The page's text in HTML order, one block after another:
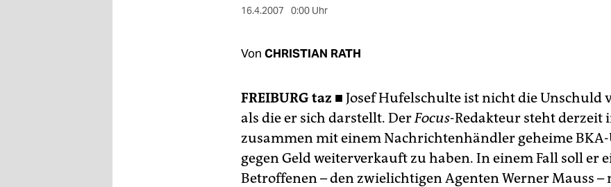
16.4.2007 0:00 Uhr
Von CHRISTIAN RATH
FREIBURG taz ■ Josef Hufelschulte ist nicht die Unschuld
als die er sich darstellt. DerFocus-Redakteur steht derzeit
zusammen mit einem Nachrichtenhändler geheime
gegen Geld weiterverkauft zu haben. In einem Fall soll er
Betroffenen – den zwielichtigen Agenten Werner Mauss –